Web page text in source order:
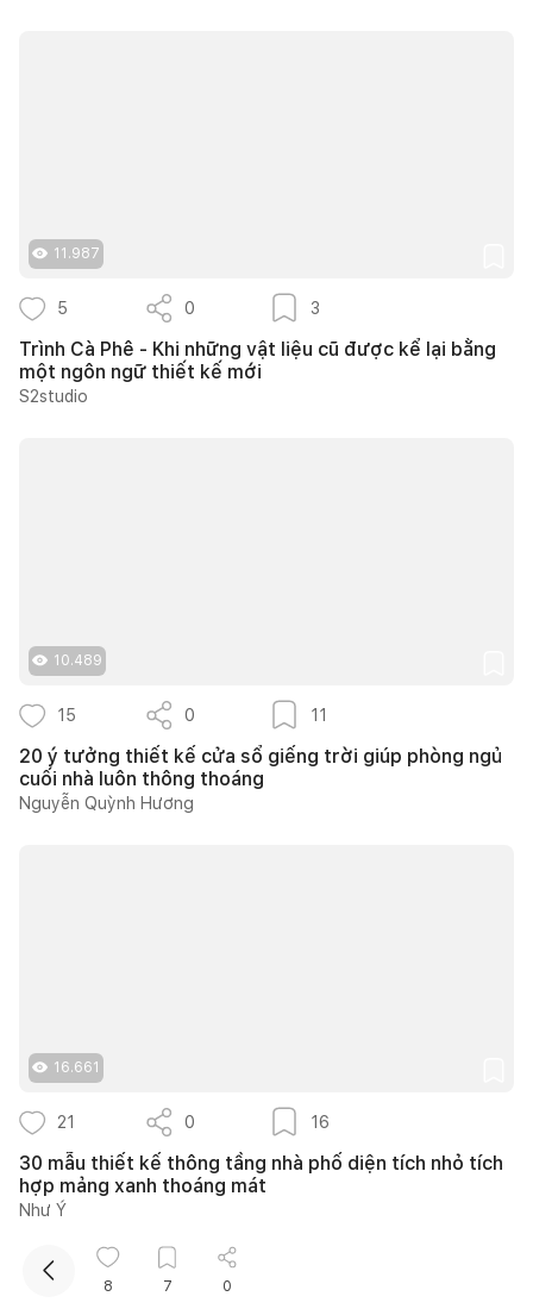
11.987
5 0 3
Trình Cà Phê - Khi những vật liệu cũ được kể lại bằng
một ngôn ngữ thiết kế mới
S2studio
10.489
15 0 11
20 ý tưởng thiết kế cửa sổ giếng trời giúp phòng ngủ
cuối nhà luôn thông thoáng
Nguyễn Quỳnh Hương
16.661
21 0 16
30 mẫu thiết kế thông tầng nhà phố diện tích nhỏ tích
hợp mảng xanh thoáng mát
Như Ý
8 7 0